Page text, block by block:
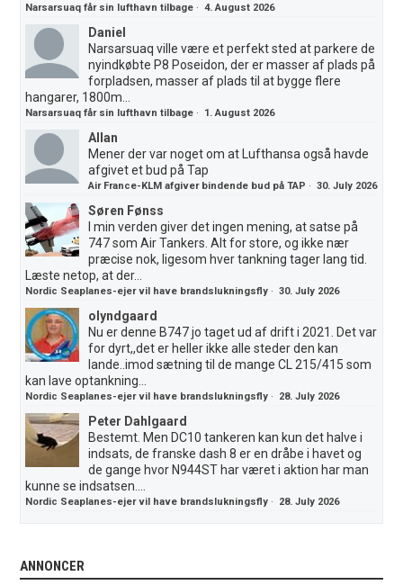
Narsarsuaq får sin lufthavn tilbage ·4. August 2026
Daniel
Narsarsuaq ville være et perfekt sted at parkere de
nyindkøbte P8 Poseidon, der er masser af plads på
forpladsen, masser af plads til at bygge flere
hangarer, 1800m...
Narsarsuaq får sin lufthavn tilbage · 1. August 2026
Allan
Mener der var noget om at Lufthansa også havde
afgivet et bud på Tap
Air France-KLM afgiver bindende bud på TAP ·30. July 2026
Søren Fønss
I min verden giver det ingen mening, at satse på
747 som Air Tankers. Alt for store, og ikke nær
præcise nok, ligesom hver tankning tager lang tid.
Læste netop, at der...
Nordic Seaplanes-ejer vil have brandslukningsfly ·30. July 2026
olyndgaard
Nu er denne B747 jo taget ud af drift i 2021. Det var
for dyrt,,det er heller ikke alle steder den kan
lande..imod sætning til de mange CL 215/415 som
kan lave optankning...
Nordic Seaplanes-ejer vil have brandslukningsfly · 28. July 2026
Peter Dahlgaard
Bestemt. Men DC10 tankeren kan kun det halve i
indsats, de franske dash 8 er en dråbe i havet og
de gange hvor N944ST har været i aktion har man
kunne se indsatsen....
Nordic Seaplanes-ejer vil have brandslukningsfly · 28. July 2026
ANNONCER